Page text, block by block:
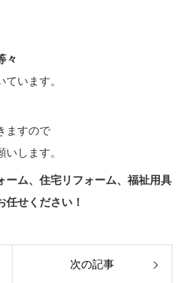
々
います。
ますので
します。
ーム、住宅リフォーム、福祉用具
任せください！
次の記事